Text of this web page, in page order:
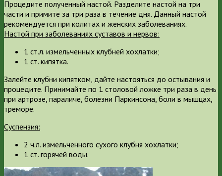
Процедите полученный настой. Разделите настой на три
части и примите за три раза в течение дня. Данный настой
рекомендуется при колитах и женских заболеваниях.
Настой при заболеваниях суставов и нервов:
1 ст.л. измельченных клубней хохлатки;
1 ст. кипятка.
Залейте клубни кипятком, дайте настояться до остывания и
процедите. Принимайте по 1 столовой ложке три раза в день
при артрозе, параличе, болезни Паркинсона, боли в мышцах,
треморе.
Суспензия:
2 ч.л. измельченного сухого клубня хохлатки;
1 ст. горячей воды.